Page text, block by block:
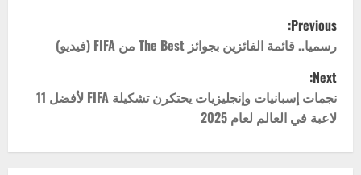
P
o
s
t
n
Previous:
رسميا.. قائمة الفائزين بجوائز The Best من FIFA (فيديو)
Next:
نجمات إسبانيات وإنجليزيات يحتكرن تشكيلة FIFA لأفضل 11
لاعبة في العالم لعام 2025